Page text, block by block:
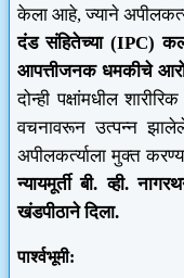
केला आहे, ज्याने
दंड संहितेच्या (IPC)
आपत्तीजनक धमकीचे
दोन्ही पक्षांमधील
वचनावरून उत्पन्न
अपीलकर्त्याला मुक्त
न्यायमूर्ती बी. व्ही.
खंडपीठाने दिला.
पार्श्वभूमी: